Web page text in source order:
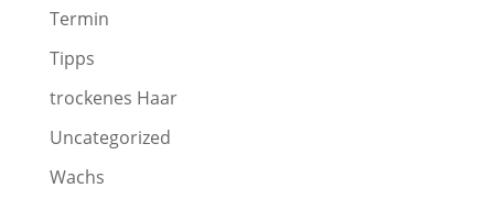
Termin
Tipps
trockenes Haar
Uncategorized
Wachs